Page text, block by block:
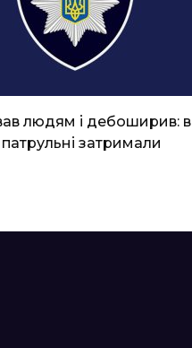
людям і дебоширив: в
затримали